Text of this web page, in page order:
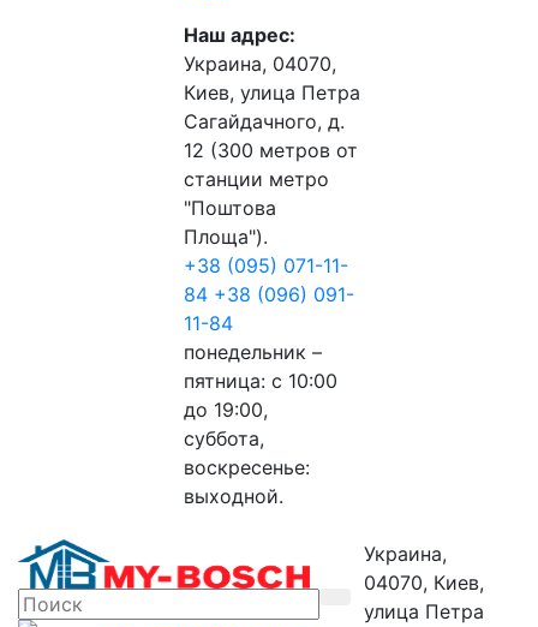
Наш адрес:
Украина, 04070,
Киев, улица Петра
Сагайдачного, д.
12 (300 метров от
станции метро
"Поштова
Площа").
+38 (095) 071-11-
84 +38 (096) 091-
11-84
понедельник –
пятница: с 10:00
до 19:00,
суббота,
воскресенье:
выходной.
Украина,
04070, Киев,
улица Петра